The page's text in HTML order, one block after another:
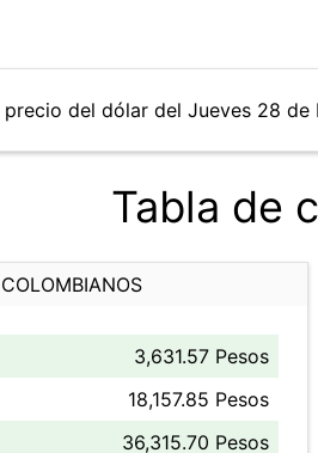
del dólar del Jueves 28
Tabla de
3,631.57 Pesos
18,157.85 Pesos
36,315.70 Pesos